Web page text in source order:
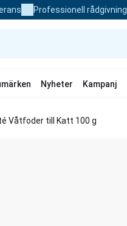
Professionell rådgivning
Nyheter Kampanj
Våtfoder till Katt 100 g